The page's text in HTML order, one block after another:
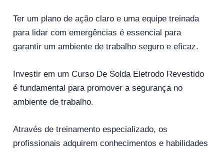
Ter um plano de ação claro e uma equipe treinada
para lidar com emergências é essencial para
garantir um ambiente de trabalho seguro e eficaz.
Investir em um Curso De Solda Eletrodo Revestido
é fundamental para promover a segurança no
ambiente de trabalho.
Através de treinamento especializado, os
profissionais adquirem conhecimentos e habilidades